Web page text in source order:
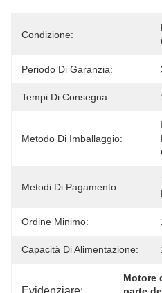
Condizione:
Periodo Di Garanzia:
Tempi Di Consegna:
Metodo Di Imballaggio:
Metodi Di Pagamento:
Ordine Minimo:
Capacità Di Alimentazione:
Evidenziare:
Motore